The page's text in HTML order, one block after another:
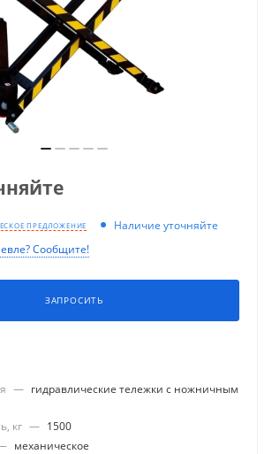
ПРЕДЛОЖЕНИЕ
Наличие уточняйте
Сообщите!
ЗАПРОСИТЬ
— гидравлические тележки с ножничным
кг — 1500
механическое